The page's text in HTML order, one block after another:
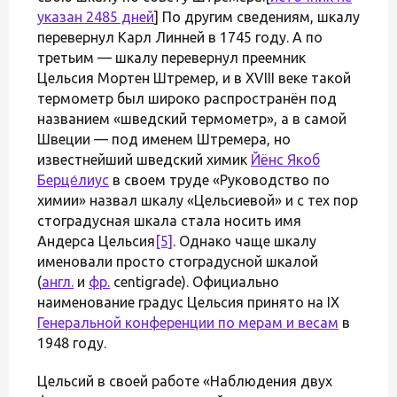
указан 2485 дней] По другим сведениям, шкалу
перевернул Карл Линней в 1745 году. А по
третьим — шкалу перевернул преемник
Цельсия Мортен Штремер, и в XVIII веке такой
термометр был широко распространён под
названием «шведский термометр», а в самой
Швеции — под именем Штремера, но
известнейший шведский химик Йёнс Якоб
Берце́лиус в своем труде «Руководство по
химии» назвал шкалу «Цельсиевой» и с тех пор
стоградусная шкала стала носить имя
Андерса Цельсия [5] . Однако чаще шкалу
именовали просто стоградусной шкалой
(англ. и фр. centigrade). Официально
наименование градус Цельсия принято на IX
Генеральной конференции по мерам и весам в
1948 году.
Цельсий в своей работе «Наблюдения двух